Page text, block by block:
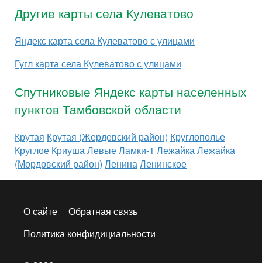
Другие карты села Кулеватово
Яндекс карта села Кулеватово с улицами
Гугл карта села Кулеватово с улицами
Спутниковые Яндекс карты населенных
пунктов Тамбовской области
Крутая Крутая (Жердевский район) Круглополье
Круглое Криуша Левые Ламки-1 Лежайка Лежайка
(Мордовский район) Ленина Ленинское
О сайте
Обратная связь
Политика конфидициальности